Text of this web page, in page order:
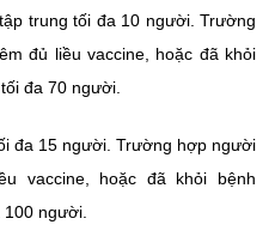
trung tối đa 10 người. Trường
đủ liều vaccine, hoặc đã khỏi
đa 70 người.
đa 15 người. Trường hợp người
vaccine, hoặc đã khỏi bệnh
100 người.